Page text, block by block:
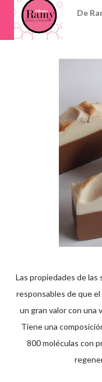
De
Las propiedades de las
responsables de que
un gran valor con una
Tiene una
800 moléculas con